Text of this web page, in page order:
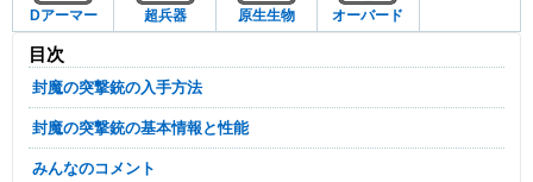
Dアーマー 超兵器 原生生物 オーバード
目次
封魔の突撃銃の入手方法
封魔の突撃銃の基本情報と性能
みんなのコメント